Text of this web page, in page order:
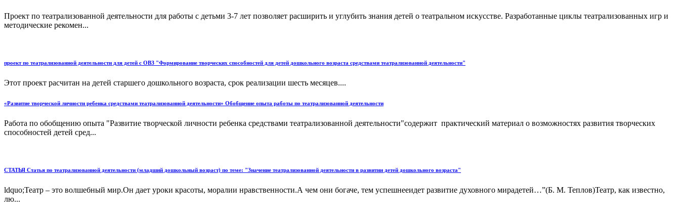
Проект по театрализованной деятельности для работы с детьми 3-7 лет позволяет расширить и углубить знания детей о театральном искусстве. Разработанные циклы театрализованных игр и
методические рекомен...
проект по театрализованной деятельности для детей с ОВЗ "Формирование творческих способностей для детей дошкольного возраста средствами театрализованной деятельности"
Этот проект расчитан на детей старшего дошкольного возраста, срок реализации шесть месяцев....
«Развитие творческой личности ребенка средствами театрализованной деятельности» Обобщение опыта работы по театрализованной деятельности
Работа по обобщению опыта "Развитие творческой личности ребенка средствами театрализованной деятельности"содержит практический материал о возможностях развития творческих
способностей детей сред...
СТАТЬЯ Статья по театрализованной деятельности (младший дошкольный возраст) по теме: "Значение театрализованной деятельности в развитии детей дошкольного возраста"
ldquo;Театр – это волшебный мир.Он дает уроки красоты, моралии нравственности.А чем они богаче, тем успешнееидет развитие духовного мирадетей…”(Б. М. Теплов)Театр, как известно,
лю...